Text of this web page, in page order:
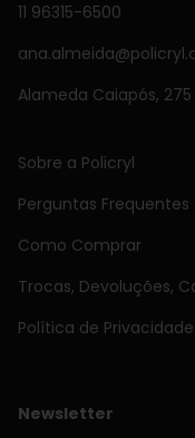
11 96315-6500
Alameda Caiapós,
Sobre a Policryl
Perguntas Frequentes
Como Comprar
Trocas, Devoluções,
Política de Privacidade
Newsletter